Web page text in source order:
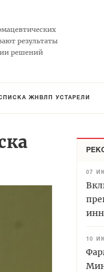
результаты
решений
ЖНВЛП УСТАРЕЛИ
07
10